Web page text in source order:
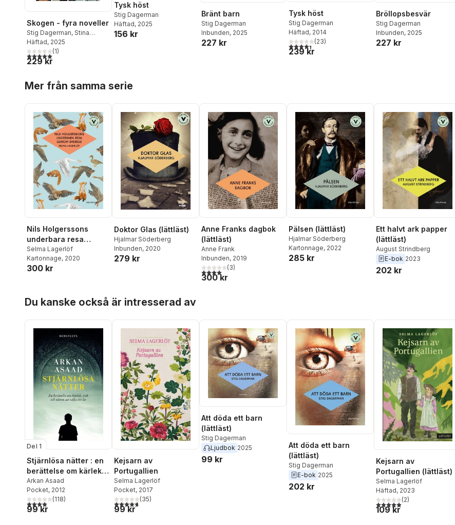
Skogen - fyra noveller
Stig Dagerman, Stina
Jackson,Sofia Jannok
Andrea Lundgren
Häftad, 2025
5,0utav 5 stjärnor. Totalt antal röster:
(1)
229 kr
Tysk höst
Stig Dagerman
Häftad, 2025
156 kr
Bränt barn
Stig Dagerman
Inbunden, 2025
227 kr
Tysk höst
Stig Dagerman
Häftad, 2014
4,4utav 5 stjärnor. Totalt antal röster:
(23)
239 kr
Bröllopsbesvär
Stig Dagerman
Inbunden, 2025
227 kr
Mer från samma serie
Nils Holgerssons
underbara resa
genom Sverige
(lättläst)
Selma Lagerlöf
Kartonnage, 2020
300 kr
Doktor Glas (lättläst)
Hjalmar Söderberg
Inbunden, 2020
279 kr
Anne Franks dagbok
(lättläst)
Anne Frank
Inbunden, 2019
4,0utav 5 stjärnor. Totalt antal röster:
(3)
300 kr
Pälsen (lättläst)
Hjalmar Söderberg
Kartonnage, 2022
285 kr
Ett halvt ark papper
(lättläst)
August Strindberg
E-bok 2023
202 kr
Du kanske också är intresserad av
Del 1
Stjärnlösa nätter : en
berättelse om kärlek,
svek och rätten att
välja sitt liv
Arkan Asaad
Pocket, 2012
4,0utav 5 stjärnor. Totalt antal röster:
(118)
99 kr
Kejsarn av
Portugallien
Selma Lagerlöf
Pocket, 2017
4,7utav 5 stjärnor. Totalt antal röster:
(35)
99 kr
Att döda ett barn
(lättläst)
Stig Dagerman
Ljudbok 2025
99 kr
Att döda ett barn
(lättläst)
Stig Dagerman
E-bok 2025
202 kr
Kejsarn av
Portugallien (lättläst)
Selma Lagerlöf
Häftad, 2023
5,0utav 5 stjärnor. Totalt
(2)
109 kr